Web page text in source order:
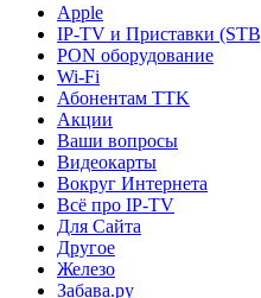
Apple
IP-TV и Приставки
PON оборудование
Wi-Fi
Абонентам TTK
Акции
Ваши вопросы
Видеокарты
Вокруг Интернета
Всё про IP-TV
Для Сайта
Другое
Железо
Забава.ру